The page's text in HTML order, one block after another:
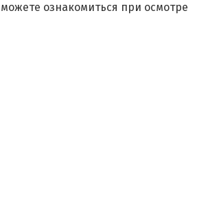
ознакомиться при осмотре